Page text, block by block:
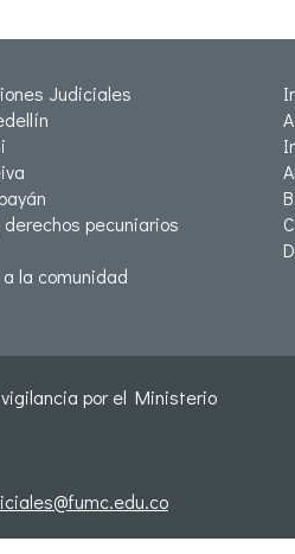
Judiciales
pecuniarios
la comunidad
por el Ministerio